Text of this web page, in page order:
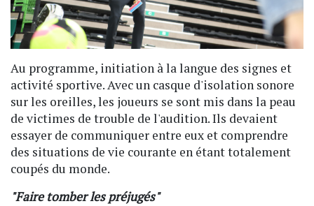
Au programme, initiation à la langue des signes et
activité sportive. Avec un casque d'isolation sonore
sur les oreilles, les joueurs se sont mis dans la peau
de victimes de trouble de l'audition. Ils devaient
essayer de communiquer entre eux et comprendre
des situations de vie courante en étant totalement
coupés du monde.
"Faire tomber les préjugés"